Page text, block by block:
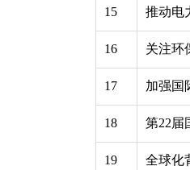
15 推动电
16 关注环
17 加强国
18 第22届
19 全球化